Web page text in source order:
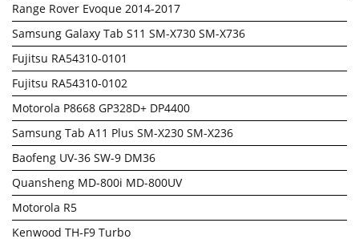
Range Rover Evoque 2014-2017
Samsung Galaxy Tab S11 SM-X730 SM-X736
Fujitsu RA54310-0101
Fujitsu RA54310-0102
Motorola P8668 GP328D+ DP4400
Samsung Tab A11 Plus SM-X230 SM-X236
Baofeng UV-36 SW-9 DM36
Quansheng MD-800i MD-800UV
Motorola R5
Kenwood TH-F9 Turbo